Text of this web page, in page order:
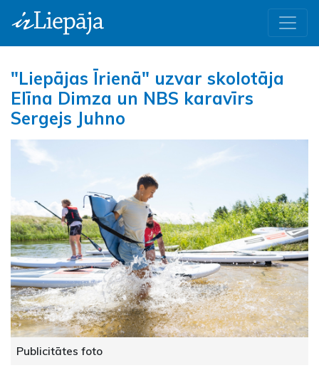
"Liepājas Īrienā" uzvar skolotāja
Elīna Dimza un NBS karavīrs
Sergejs Juhno
Publicitātes foto